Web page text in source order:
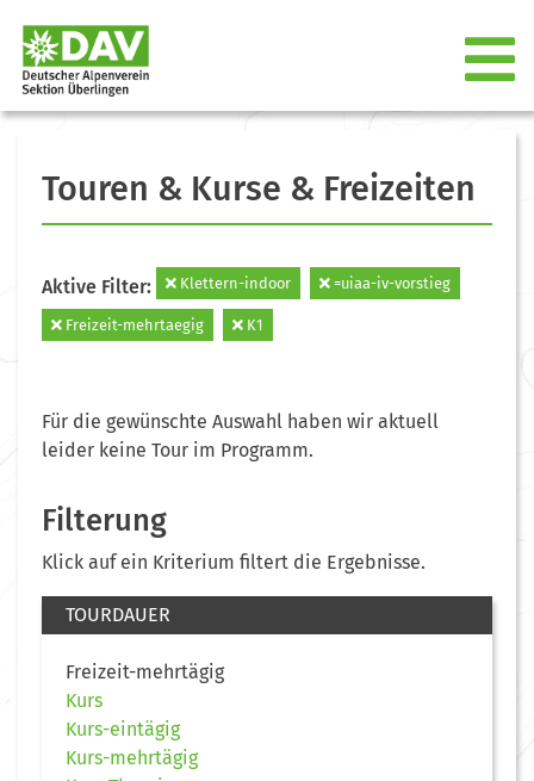
Touren & Kurse & Freizeiten
Aktive Filter: Klettern-indoor =uiaa-iv-vorstieg
Freizeit-mehrtaegig K1
Für die gewünschte Auswahl haben wir aktuell
leider keine Tour im Programm.
Filterung
Klick auf ein Kriterium filtert die Ergebnisse.
TOURDAUER
Freizeit-mehrtägig
Kurs
Kurs-eintägig
Kurs-mehrtägig